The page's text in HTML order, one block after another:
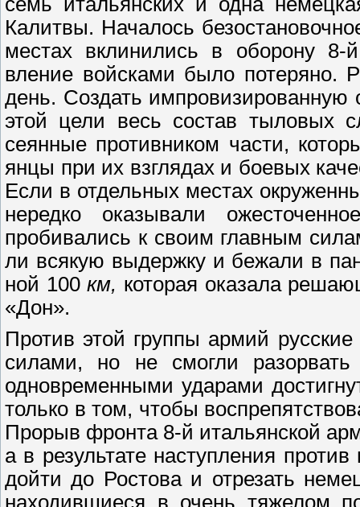
Калитвы. Началось
местах вклинились в оборону 8-
вление войсками было потеряно.
день. Создать импровизированную
этой цели весь состав тыловых
сеянные противником части,
янцы при их взглядах и боевых
Если в отдельных местах
нередко оказывали
пробивались к своим главным
ли всякую выдержку и бежали в
ной 100км, которая оказала
«Дон».
Против этой группы армий
силами, но не смогли
одновременными ударами
только в том, чтобы
Прорыв фронта 8-й итальянской
а в результате наступления
дойти до Ростова и отрезать
находившиеся в очень тяжелом